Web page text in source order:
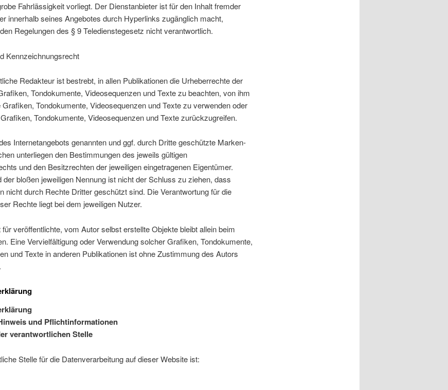
Fahrlässigkeit vorliegt. Der Dienstanbieter ist für den Inhalt fremder
innerhalb seines Angebotes durch Hyperlinks zugänglich macht,
Regelungen des § 9 Teledienstegesetz nicht verantwortlich.
Kennzeichnungsrecht
Redakteur ist bestrebt, in allen Publikationen die Urheberrechte der
Tondokumente, Videosequenzen und Texte zu beachten, von ihm
Tondokumente, Videosequenzen und Texte zu verwenden oder
Tondokumente, Videosequenzen und Texte zurückzugreifen.
Internetangebots genannten und ggf. durch Dritte geschützte Marken-
unterliegen den Bestimmungen des jeweils gültigen
und den Besitzrechten der jeweiligen eingetragenen Eigentümer.
der bloßen jeweiligen Nennung ist nicht der Schluss zu ziehen, dass
nicht durch Rechte Dritter geschützt sind. Die Verantwortung für die
Rechte liegt bei dem jeweiligen Nutzer.
veröffentlichte, vom Autor selbst erstellte Objekte bleibt allein beim
Eine Vervielfältigung oder Verwendung solcher Grafiken, Tondokumente,
und Texte in anderen Publikationen ist ohne Zustimmung des Autors
und Pflichtinformationen
verantwortlichen Stelle
Stelle für die Datenverarbeitung auf dieser Website ist: